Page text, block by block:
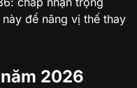
để nâng vị thế thay
2026